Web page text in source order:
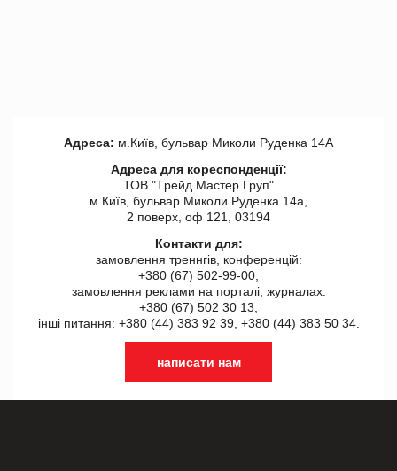
Адреса: м.Київ, бульвар Миколи Руденка 14А
Адреса для кореспонденції:
ТОВ "Tрейд Мастер Груп"
м.Київ, бульвар Миколи Руденка 14а,
2 поверх, оф 121, 03194
Контакти для:
замовлення треннгів, конференцій:
+380 (67) 502-99-00,
замовлення реклами на порталі, журналах:
+380 (67) 502 30 13,
інші питання: +380 (44) 383 92 39, +380 (44) 383 50 34.
написати нам